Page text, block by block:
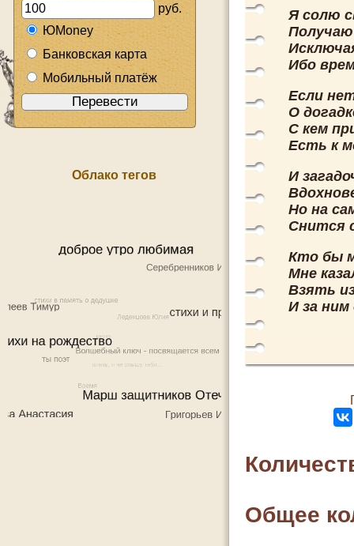
руб.
ЮMoney
Банковская карта
Мобильный платёж
Облако тегов
Я солю
Ибо
Если
О
С кем
Есть к
И
Но на
Снится
Кто бы
Мне
Взять
И за
Общее